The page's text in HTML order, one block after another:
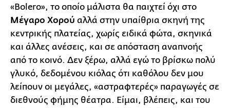
«Bolero», το οποίο μάλιστα θα παιχτεί όχι στο
Μέγαρο Χορού αλλά στην υπαίθρια σκηνή της
κεντρικής πλατείας, χωρίς ειδικά φώτα, σκηνικά
και άλλες ανέσεις, και σε απόσταση αναπνοής
από το κοινό. Δεν ξέρω, αλλά εγώ το βρίσκω πολύ
γλυκό, δεδομένου κιόλας ότι καθόλου δεν μου
λείπουν οι μεγάλες, «αστραφτερές» παραγωγές σε
διεθνούς φήμης θέατρα. Είμαι, βλέπεις, και του